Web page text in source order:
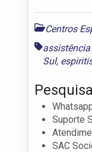
Centros
Sul,
Suporte
SAC